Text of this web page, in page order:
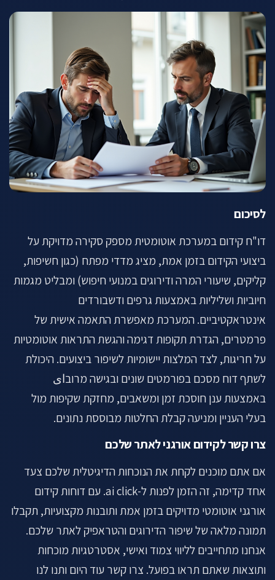
לסיכום
דו"ח קידום במערכת אוטומטית מספק סקירה מדויקת על
ביצועי הקידום בזמן אמת, מציג מדדי מפתח (כגון חשיפות,
קליקים, שיעורי המרה ודירוגים במנועי חיפוש) ומבליט מגמות
חיוביות ושליליות באמצעות גרפים ודשבורדים
אינטראקטיביים. המערכת מאפשרת התאמה אישית של
פרמטרים, הגדרת תקופות דגימה והגשת התראות אוטומטיות
על חריגות, לצד המלצות יישומיות לשיפור ביצועים. היכולת
לשתף דוח מסכם בפורמטים שונים ובגישה מרוב‌ای
באמצעות ענן חוסכת זמן ומשאבים, מחזקת שקיפות מול
בעלי העניין ומניעה קבלת החלטות מבוססת נתונים.
צרו קשר לקידום אורגני לאתר שלכם
אם אתם מוכנים לקחת את הנוכחות הדיגיטלית שלכם צעד
אחד קדימה, זה הזמן לפנות ל-ai click. עם דוחות קידום
אורגני אוטומטי מדויקים בזמן אמת ותובנות מקצועיות, תקבלו
תמונה מלאה של שיפור הדירוגים והטראפיק לאתר שלכם.
אנחנו מתחייבים לליווי צמוד ואישי, אסטרטגיות מוכחות
ותוצאות שאתם תראו בפועל. צרו קשר עוד היום ותנו לנו